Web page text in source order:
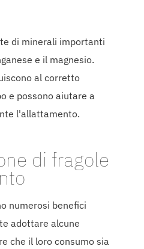
di minerali importanti
e il magnesio.
al corretto
e possono aiutare a
l'allattamento.
di fragole
numerosi benefici
adottare alcune
che il loro consumo sia